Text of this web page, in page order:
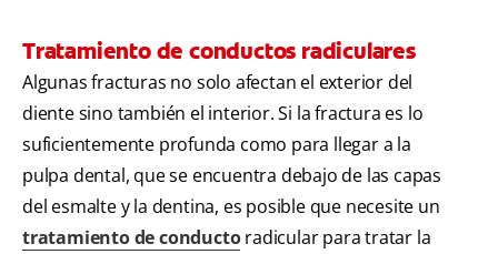
Tratamiento de conductos radiculares
Algunas fracturas no solo afectan el exterior del
diente sino también el interior. Si la fractura es lo
suficientemente profunda como para llegar a la
pulpa dental, que se encuentra debajo de las capas
del esmalte y la dentina, es posible que necesite un
tratamiento de conductoradicular para tratar la